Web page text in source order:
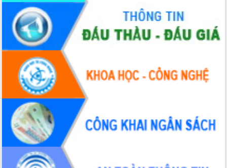
Hội nghị lần thứ tư Ban Chỉ đạo công
tác bầu cử tỉnh Đắk Lắk
Hội nghị Báo cáo viên Trung ương
tháng 01/2026
Phó Thủ tướng Hồ Quốc Dũng đánh giá
cao kết quả Chiến dịch Quang Trung
tại Đắk Lắk
Hội nghị Ban Chấp hành Đảng bộ tỉnh
Đắk Lắk lần thứ 2 (mở rộng)
Tập trung giải phóng mặt bằng, đẩy
nhanh tiến độ Tuyến đường bộ ven
biển
Gỡ khó, khởi công xây dựng, sửa chữa
toàn bộ nhà ở cho hộ dân đúng tiến độ
đề ra